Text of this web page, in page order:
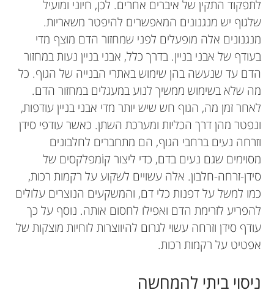
לתפקוד התקין של איברים אחרים. לכן, חיוני ומועיל
שלגוף יש מנגנונים המאפשרים להיפטר משאריות.
מנגנונים אלה מופעלים לפני שמחזור הדם מוצף מדי
בעודף של אבני בניין. בדרך כלל, אבני בניין נעות במחזור
הדם עד שנעשה בהן שימוש באתרי הבנייה של הגוף. כל
מה שלא בשימוש ממשיך לנוע במעגלים במחזור הדם.
לאחר זמן מה, הגוף חש שיש יותר מדי אבני בניין עודפות,
ונפטר מהן דרך הכליות ומערכת השתן. כאשר עודפי סידן
וזרחה נעים ברחבי הגוף, הם מתחברים לחלבונים
מסוימים שגם נעים בדם, כדי ליצור קוֹמפלקסים של
סידן-זרחה-חלבון. אלה עשויים לשקוע על רקמות רכות,
כמו למשל על דפנות כלי דם, והמשקעים הנוצרים עלולים
להפריע לזרימת הדם ואפילו לחסום אותה. נוסף על כך
עודף סידן וזרחה עשוי לגרום להיווצרות לוחיות מוצקות של
אפטיט על רקמות רכות.
ניסוי ביתי להמחשה